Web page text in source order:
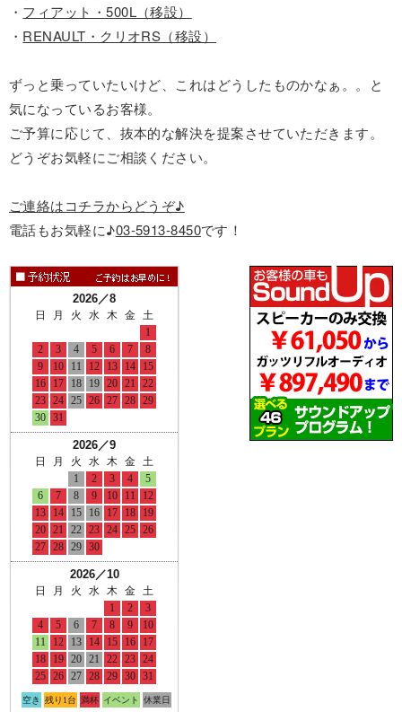
・ フィアット・500L（移設）
・ RENAULT・クリオRS（移設）
ずっと乗っていたいけど、これはどうしたものかなぁ。。と
気になっているお客様。
ご予算に応じて、抜本的な解決を提案させていただきます。
どうぞお気軽にご相談ください。
ご連絡はコチラからどうぞ♪
電話もお気軽に♪03-5913-8450です！